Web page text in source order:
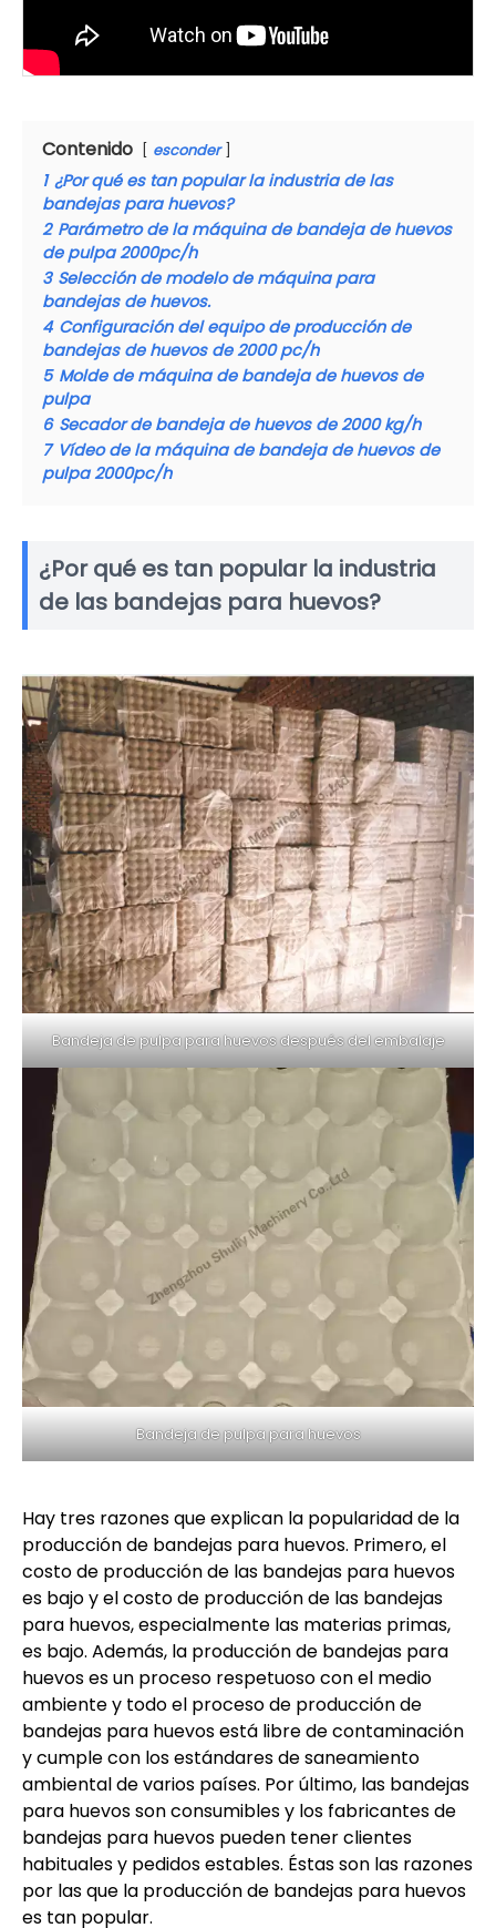
Contenido esconder
1 ¿Por qué es tan popular la industria de las
bandejas para huevos?
2 Parámetro de la máquina de bandeja de huevos
de pulpa 2000pc/h
3 Selección de modelo de máquina para
bandejas de huevos.
4 Configuración del equipo de producción de
bandejas de huevos de 2000 pc/h
5 Molde de máquina de bandeja de huevos de
pulpa
6 Secador de bandeja de huevos de 2000 kg/h
7 Vídeo de la máquina de bandeja de huevos de
pulpa 2000pc/h
¿Por qué es tan popular la industria
de las bandejas para huevos?
Bandeja de pulpa para huevos después del embalaje
Bandeja de pulpa para huevos
Hay tres razones que explican la popularidad de la
producción de bandejas para huevos. Primero, el
costo de producción de las bandejas para huevos
es bajo y el costo de producción de las bandejas
para huevos, especialmente las materias primas,
es bajo. Además, la producción de bandejas para
huevos es un proceso respetuoso con el medio
ambiente y todo el proceso de producción de
bandejas para huevos está libre de contaminación
y cumple con los estándares de saneamiento
ambiental de varios países. Por último, las bandejas
para huevos son consumibles y los fabricantes de
bandejas para huevos pueden tener clientes
habituales y pedidos estables. Éstas son las razones
por las que la producción de bandejas para huevos
es tan popular.